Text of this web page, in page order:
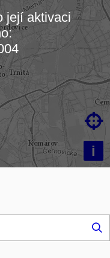
i

její aktivaci